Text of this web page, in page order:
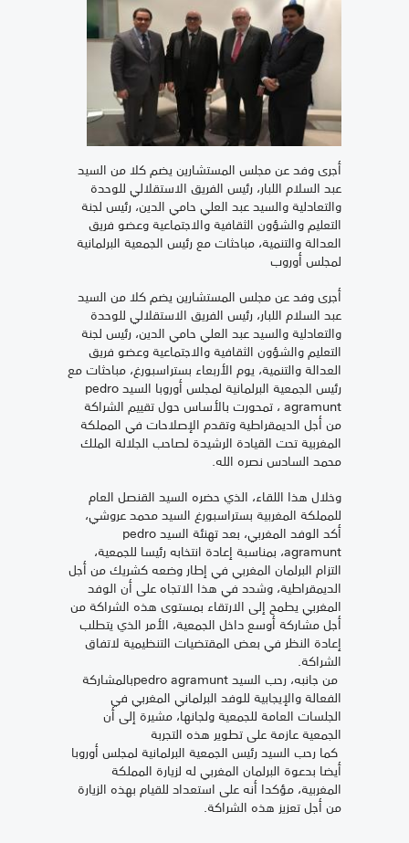
أجرى وفد عن مجلس المستشارين يضم كلا من السيد
عبد السلام اللبار، رئيس الفريق الاستقلالي للوحدة
والتعادلية والسيد عبد العلي حامي الدين، رئيس لجنة
التعليم والشؤون الثقافية والاجتماعية وعضو فريق
العدالة والتنمية، مباحثات مع رئيس الجمعية البرلمانية
لمجلس أوروب
أجرى وفد عن مجلس المستشارين يضم كلا من السيد
عبد السلام اللبار، رئيس الفريق الاستقلالي للوحدة
والتعادلية والسيد عبد العلي حامي الدين، رئيس لجنة
التعليم والشؤون الثقافية والاجتماعية وعضو فريق
العدالة والتنمية، يوم الأربعاء بستراسبورغ، مباحثات مع
رئيس الجمعية البرلمانية لمجلس أوروبا السيد pedro
agramunt ، تمحورت بالأساس حول تقييم الشراكة
من أجل الديمقراطية وتقدم الإصلاحات في المملكة
المغربية تحت القيادة الرشيدة لصاحب الجلالة الملك
محمد السادس نصره الله.
وخلال هذا اللقاء، الذي حضره السيد القنصل العام
للمملكة المغربية بستراسبورغ السيد محمد عروشي،
أكد الوفد المغربي، بعد تهنئة السيد pedro
agramunt، بمناسبة إعادة انتخابه رئيسا للجمعية،
التزام البرلمان المغربي في إطار وضعه كشريك من أجل
الديمقراطية، وشدد في هذا الاتجاه على أن الوفد
المغربي يطمح إلى الارتقاء بمستوى هذه الشراكة من
أجل مشاركة أوسع داخل الجمعية، الأمر الذي يتطلب
إعادة النظر في بعض المقتضيات التنظيمية لاتفاق
الشراكة.
من جانبه، رحب السيد pedro agramuntبالمشاركة
الفعالة والإيجابية للوفد البرلماني المغربي في
الجلسات العامة للجمعية ولجانها، مشيرة إلى أن
الجمعية عازمة على تطوير هذه التجربة
كما رحب السيد رئيس الجمعية البرلمانية لمجلس أوروبا
أيضا بدعوة البرلمان المغربي له لزيارة المملكة
المغربية، مؤكدا أنه على استعداد للقيام بهذه الزيارة
من أجل تعزيز هذه الشراكة.